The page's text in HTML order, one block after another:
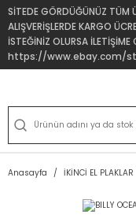
SİTEDE GÖRDÜĞÜNÜZ TÜM
ALIŞVERİŞLERDE KARGO
İSTEĞİNİZ OLURSA İLETİŞİME
https://www.ebay.com/
Anasayfa İKİNCİ EL PLAKLAR